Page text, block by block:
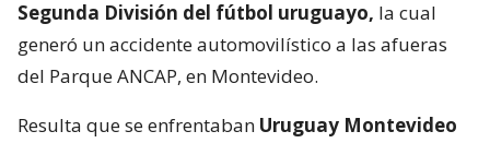
Segunda División del fútbol uruguayo, la cual
generó un accidente automovilístico a las afueras
del Parque ANCAP, en Montevideo.
Resulta que se enfrentaban Uruguay Montevideo